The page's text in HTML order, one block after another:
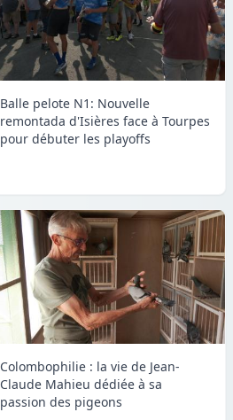
Balle pelote N1: Nouvelle
remontada d'Isières face à Tourpes
pour débuter les playoffs
Colombophilie : la vie de Jean-
Claude Mahieu dédiée à sa
passion des pigeons